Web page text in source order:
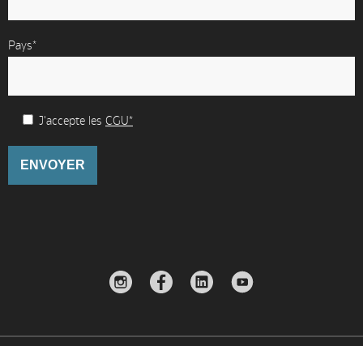
Pays*
J'accepte les CGU*